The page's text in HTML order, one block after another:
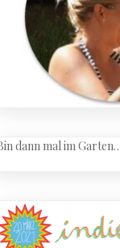
dann mal im